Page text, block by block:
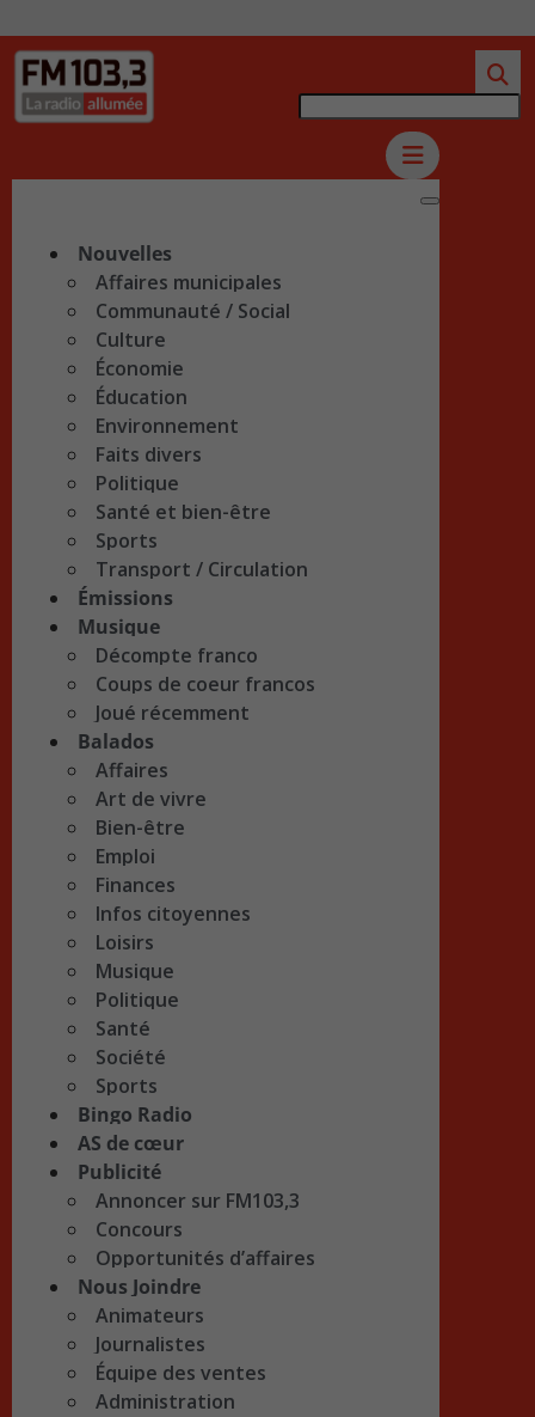
Nouvelles
Affaires municipales
Communauté / Social
Culture
Économie
Éducation
Environnement
Faits divers
Politique
Santé et bien-être
Sports
Transport / Circulation
Émissions
Musique
Décompte franco
Coups de coeur francos
Joué récemment
Balados
Affaires
Art de vivre
Bien-être
Emploi
Finances
Infos citoyennes
Loisirs
Musique
Politique
Santé
Société
Sports
Bingo Radio
AS de cœur
Publicité
Annoncer sur FM103,3
Concours
Opportunités d’affaires
Nous Joindre
Animateurs
Journalistes
Équipe des ventes
Administration